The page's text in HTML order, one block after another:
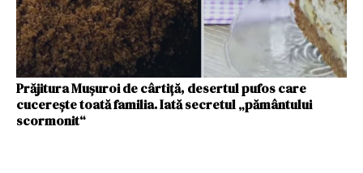
Prăjitura Mușuroi de cârtiță, desertul pufos care
cucerește toată familia. Iată secretul „pământului
scormonit“